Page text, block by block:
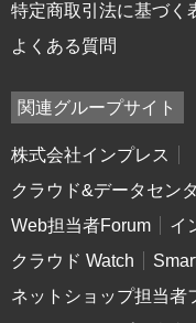
特定商取引法に基づく
よくある質問
関連グループサイト
株式会社インプレス
クラウド&データセン
Web担当者Forum
イ
クラウド Watch
ネットショップ担当者